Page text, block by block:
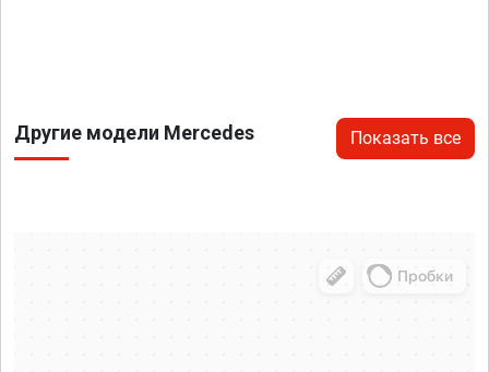
Другие модели Mercedes Показать все